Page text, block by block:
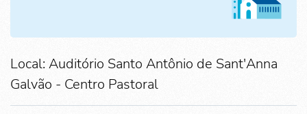
Local: Auditório Santo Antônio de Sant'Anna
Galvão - Centro Pastoral